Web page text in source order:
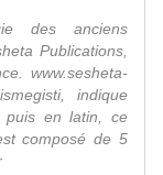
des anciens
Publications,
www.sesheta-
indique
puis en latin, ce
composé de 5